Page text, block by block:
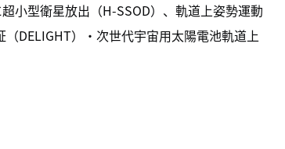
小型衛星放出（H-SSOD）、軌道上姿勢運動
DELIGHT）・次世代宇宙用太陽電池軌道上